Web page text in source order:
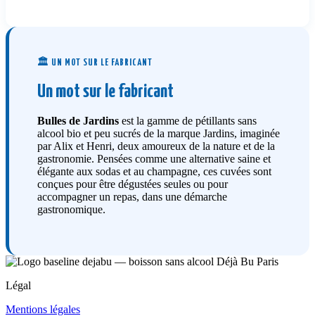
🏛️ UN MOT SUR LE FABRICANT
Un mot sur le fabricant
Bulles de Jardins est la gamme de pétillants sans
alcool bio et peu sucrés de la marque Jardins, imaginée
par Alix et Henri, deux amoureux de la nature et de la
gastronomie. Pensées comme une alternative saine et
élégante aux sodas et au champagne, ces cuvées sont
conçues pour être dégustées seules ou pour
accompagner un repas, dans une démarche
gastronomique.
Légal
Mentions légales